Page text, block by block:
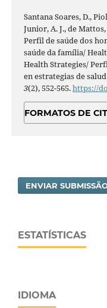
Santana Soares, D.,
Junior, A. J., de
Perfil de saúde dos
saúde da família/
Health Strategies/
en estrategias de
3(2), 552-565.https://
FORMATOS DE
ENVIAR
ESTATÍSTICAS
IDIOMA